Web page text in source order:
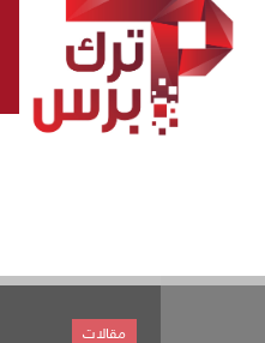
مقالات